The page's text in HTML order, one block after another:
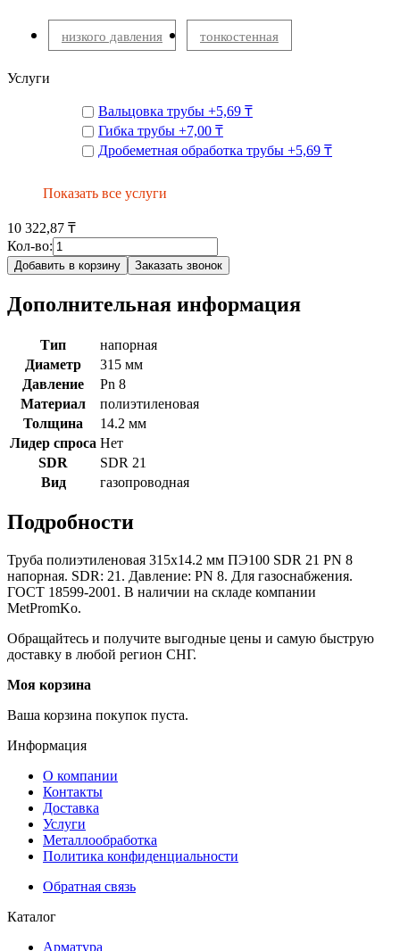
низкого давления тонкостенная
Услуги
Вальцовка трубы +5,69 ₸
Гибка трубы +7,00 ₸
Дробеметная обработка трубы +5,69 ₸
Показать все услуги
10 322,87 ₸
Кол-во:
Добавить в корзину Заказать звонок
Дополнительная информация
Тип
напорная
Диаметр
315 мм
Давление
Pn 8
Материал
полиэтиленовая
Толщина
14.2 мм
Лидер спроса Нет
SDR
SDR 21
Вид
газопроводная
Подробности
Труба полиэтиленовая 315х14.2 мм ПЭ100 SDR 21 PN 8
напорная. SDR: 21. Давление: PN 8. Для газоснабжения.
ГОСТ 18599-2001. В наличии на складе компании
MetPromKo.
Обращайтесь и получите выгодные цены и самую быструю
доставку в любой регион СНГ.
Моя корзина
Ваша корзина покупок пуста.
Информация
О компании
Контакты
Доставка
Услуги
Металлообработка
Политика конфиденциальности
Обратная связь
Каталог
Арматура